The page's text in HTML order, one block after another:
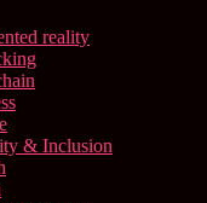
reality
& Inclusion